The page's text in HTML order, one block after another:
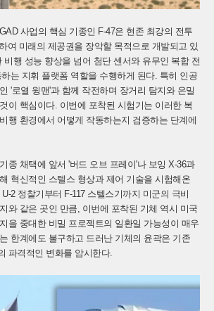
사업의 핵심 기종인 F-47은 현존 최강의 전투
여 미래의 제공권을 장악할 목적으로 개발되고 있
비행 성능 향상을 넘어 첨단 센서와 유무인 복합 전
는 지휘 플랫폼 역할을 수행하게 된다. 특히 인공
'로열 윙맨'과 함께 작전하며 장거리 탐지와 은밀
이 핵심이다. 이번에 포착된 시험기는 이러한 복
행 환경에서 어떻게 작동하는지 검증하는 단계에
종 채택에 앞서 '버드 오브 프레이'나 보잉 X-36과
혁신적인 스텔스 형상과 제어 기술을 시험해온
2 정찰기부터 F-117 스텔스기까지 미군의 극비
와 같은 곳인 만큼, 이번에 포착된 기체 역시 미국
을 중대한 비밀 프로젝트의 일환일 가능성이 매우
한계에도 불구하고 드러난 기체의 윤곽은 기존
파격적인 변화를 암시한다.